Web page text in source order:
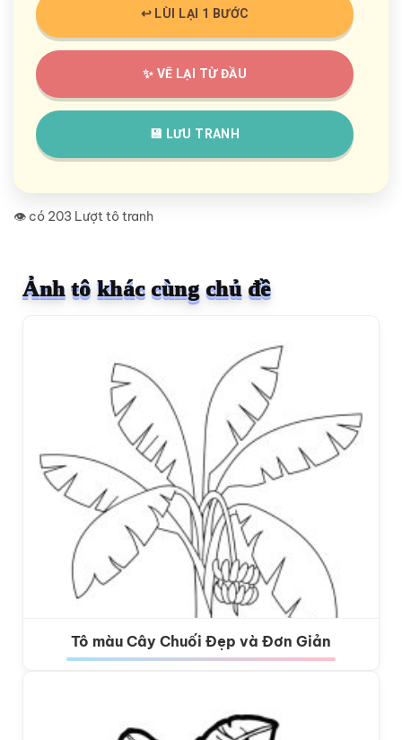
↩️ LÙI LẠI 1 BƯỚC
✨ VẼ LẠI TỪ ĐẦU
💾 LƯU TRANH
👁️ có 203 Lượt tô tranh
Ảnh tô khác cùng chủ đề
Tô màu Cây Chuối Đẹp và Đơn Giản